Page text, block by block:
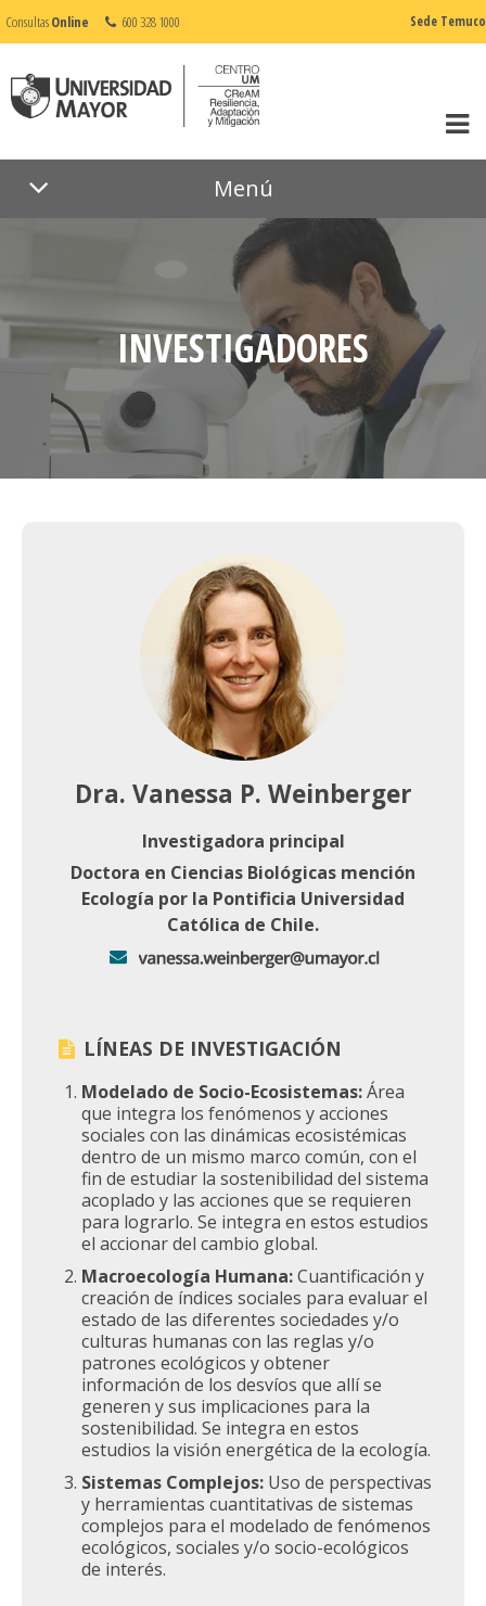
ConsultasOnline 600 328 1000 Sede Temuco
Menú
INVESTIGADORES
Dra. Vanessa P. Weinberger
Investigadora principal
Doctora en Ciencias Biológicas mención
Ecología por la Pontificia Universidad
Católica de Chile.
LÍNEAS DE INVESTIGACIÓN
Modelado de Socio-Ecosistemas:Área
que integra los fenómenos y acciones
sociales con las dinámicas ecosistémicas
dentro de un mismo marco común, con el
fin de estudiar la sostenibilidad del sistema
acoplado y las acciones que se requieren
para lograrlo. Se integra en estos estudios
el accionar del cambio global.
Macroecología Humana:Cuantificación y
creación de índices sociales para evaluar el
estado de las diferentes sociedades y/o
culturas humanas con las reglas y/o
patrones ecológicos y obtener
información de los desvíos que allí se
generen y sus implicaciones para la
sostenibilidad. Se integra en estos
estudios la visión energética de la ecología.
Sistemas Complejos: Uso de perspectivas
y herramientas cuantitativas de sistemas
complejos para el modelado de fenómenos
ecológicos, sociales y/o socio-ecológicos
de interés.